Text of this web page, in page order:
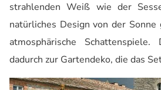
strahlenden Weiß wie der
natürliches Design von der Sonne
atmosphärische
dadurch zur Gartendeko, die das